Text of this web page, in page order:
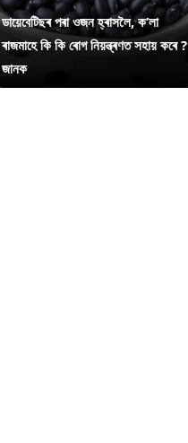
ডায়েবেটিছৰ পৰা ওজন হ্ৰাসলৈ, ক’লা
ৰাজমাহে কি কি ৰোগ নিয়ন্ত্ৰণত সহায় কৰে ?
জানক